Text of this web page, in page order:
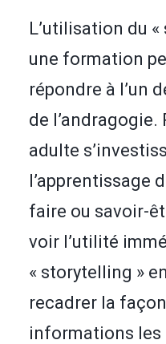
L’utilisation du
une formation
répondre à l’un
de l’andragogie.
adulte
l’apprentissage
faire ou savoir-
voir l’utilité
« storytelling »
recadrer la
informations les